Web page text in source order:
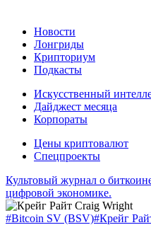
Новости
Лонгриды
Крипториум
Подкасты
Искусственный
Дайджест месяца
Корпораты
Цены криптовалют
Спецпроекты
Культовый журнал о
цифровой экономике.
#Bitcoin SV (BSV)#Крейг